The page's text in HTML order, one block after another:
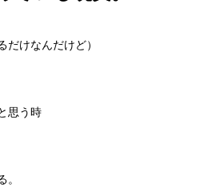
だけなんだけど）
思う時
。